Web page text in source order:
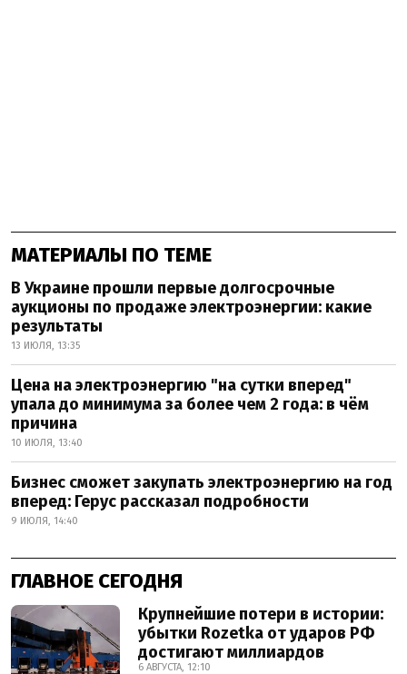
МАТЕРИАЛЫ ПО ТЕМЕ
В Украине прошли первые долгосрочные
аукционы по продаже электроэнергии: какие
результаты
13 ИЮЛЯ, 13:35
Цена на электроэнергию "на сутки вперед"
упала до минимума за более чем 2 года: в чём
причина
10 ИЮЛЯ, 13:40
Бизнес сможет закупать электроэнергию на год
вперед: Герус рассказал подробности
9 ИЮЛЯ, 14:40
ГЛАВНОЕ СЕГОДНЯ
Крупнейшие потери в истории:
убытки Rozetka от ударов РФ
достигают миллиардов
6 АВГУСТА, 12:10